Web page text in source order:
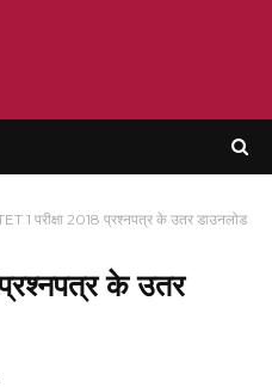
1 परीक्षा 2018 प्रश्नपत्र के उतर डाउनलोड
के उतर